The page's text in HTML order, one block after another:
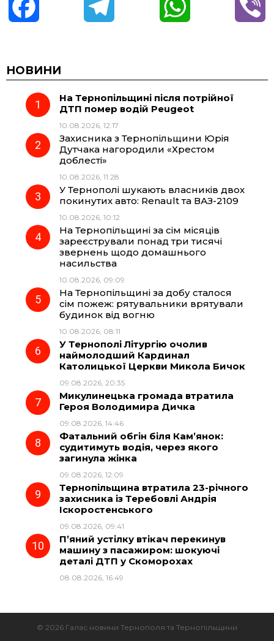
c
e
o
o
e
g
a
m
t
p
НОВИНИ
На Тернопільщині після потрійної
ДТП помер водій Peugeot
10.08.2026, 12:17
Захисника з Тернопільщини Юрія
Дутчака нагородили «Хрестом
доблесті»
10.08.2026, 11:28
У Тернополі шукають власників двох
покинутих авто: Renault та ВАЗ-2109
10.08.2026, 10:12
На Тернопільщині за сім місяців
зареєстрували понад три тисячі
звернень щодо домашнього
насильства
10.08.2026, 09:09
На Тернопільщині за добу сталося
сім пожеж: рятувальники врятували
будинок від вогню
10.08.2026, 08:11
У Тернополі Літургію очолив
наймолодший Кардинал
Католицької Церкви Микола Бичок
09.08.2026, 20:35
Микулинецька громада втратила
Героя Володимира Дичка
09.08.2026, 14:46
Фатальний обгін біля Кам’янок:
судитимуть водія, через якого
загинула жінка
09.08.2026, 12:09
Тернопільщина втратила 23-річного
захисника із Теребовлі Андрія
Іскоростенського
09.08.2026, 09:41
П’яний устілку втікач перекинув
машину з пасажиром: шокуючі
деталі ДТП у Скоморохах
08.08.2026, 16:49
© 2026 Галас новини Тернополя та Тернопільщини